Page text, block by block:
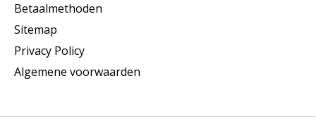
Betaalmethoden
Sitemap
Privacy Policy
Algemene voorwaarden